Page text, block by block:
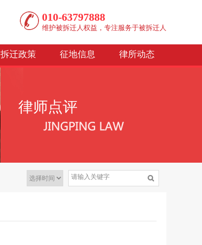
010-63797888
维护被拆迁人权益，专注服务于被拆迁人
拆迁政策 征地信息 律所动态
律师点评